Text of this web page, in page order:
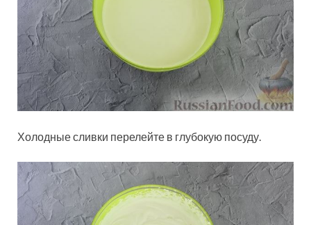
Холодные сливки перелейте в глубокую посуду.